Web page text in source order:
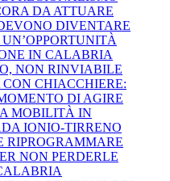
DA ATTUARE
DIVENTARE
IN CALABRIA
NON RINVIABILE
CHIACCHIERE:
DI AGIRE
MOBILITÀ IN
IONIO-TIRRENO
RIPROGRAMMARE
NON PERDERLE